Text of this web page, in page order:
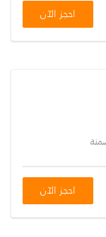
احجز الآن
احجز الآن